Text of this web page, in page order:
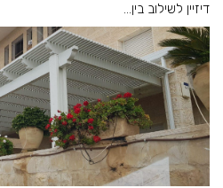
דיזיין לשילוב בין...